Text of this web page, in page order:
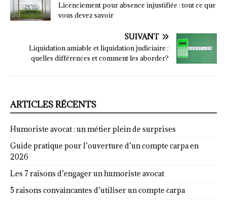
Licenciement pour absence injustifiée : tout ce que
vous devez savoir
SUIVANT
Liquidation amiable et liquidation judiciaire :
quelles différences et comment les aborder?
ARTICLES RÉCENTS
Humoriste avocat : un métier plein de surprises
Guide pratique pour l’ouverture d’un compte carpa en
2026
Les 7 raisons d’engager un humoriste avocat
5 raisons convaincantes d’utiliser un compte carpa